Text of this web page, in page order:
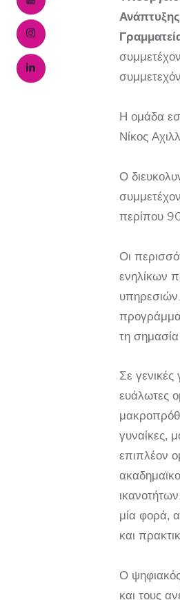
Η ομάδα
Νίκος
Ο
περίπου
Οι
ενηλίκων
τη
Σε
ευάλωτες
γυναίκες,
επιπλέον
μία φορά,
και
Ο
και τους